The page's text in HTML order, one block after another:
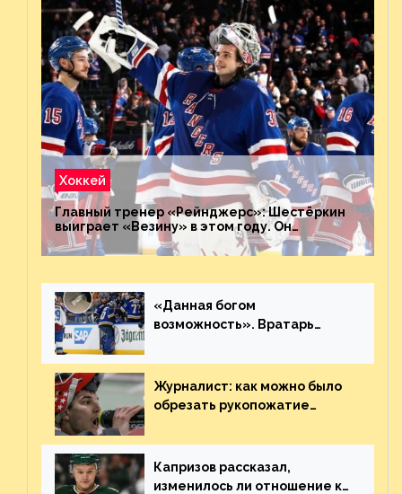
Хоккей
Главный тренер «Рейнджерс»: Шестёркин
выиграет «Везину» в этом году. Он
невероятен
«Данная богом
возможность». Вратарь
броске бутылкой в Кадри
Журналист: как можно было
обрезать рукопожатие
Плохая работа, ESPN
Капризов рассказал,
изменилось ли отношение к